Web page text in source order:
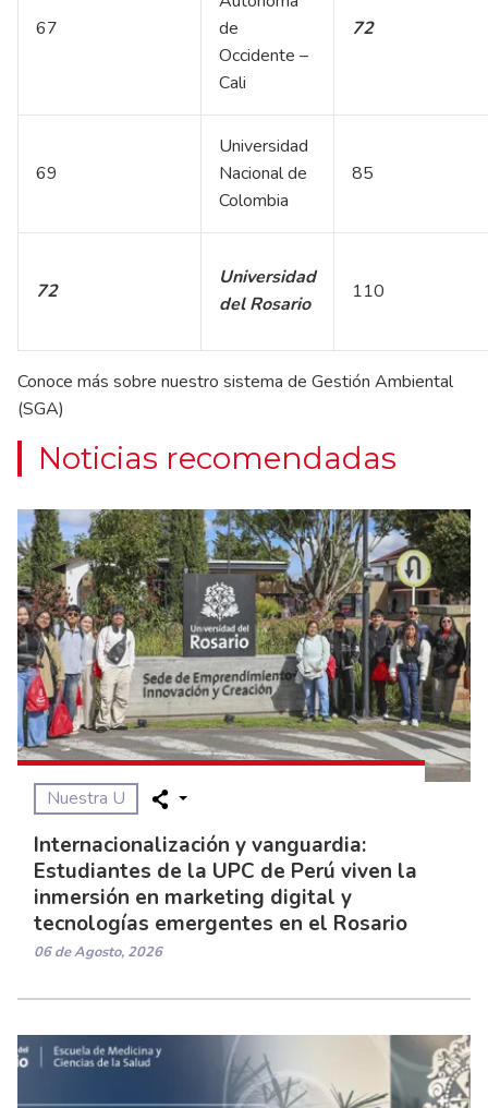
67
de
Occidente –
Cali
72
69
Universidad
Nacional de
Colombia
85
72
Universidad
del Rosario
110
Conoce más sobre nuestro sistema de Gestión Ambiental
(SGA)
Noticias recomendadas
Nuestra U
Internacionalización y vanguardia:
Estudiantes de la UPC de Perú viven la
inmersión en marketing digital y
tecnologías emergentes en el Rosario
06 de Agosto, 2026